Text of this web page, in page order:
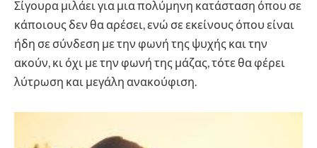
Σίγουρα μιλάει για μια πολύμηνη κατάσταση όπου σε
κάποιους δεν θα αρέσει, ενώ σε εκείνους όπου είναι
ήδη σε σύνδεση με την φωνή της ψυχής και την
ακούν, κι όχι με την φωνή της μάζας, τότε θα φέρει
λύτρωση και μεγάλη ανακούφιση.